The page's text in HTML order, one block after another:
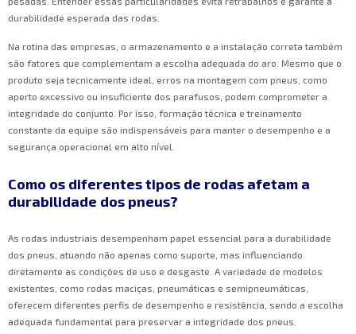
durabilidade esperada das rodas.
Na rotina das empresas, o armazenamento e a instalação correta também
são fatores que complementam a escolha adequada do aro. Mesmo que o
produto seja tecnicamente ideal, erros na montagem com pneus, como
aperto excessivo ou insuficiente dos parafusos, podem comprometer a
integridade do conjunto. Por isso, formação técnica e treinamento
constante da equipe são indispensáveis para manter o desempenho e a
segurança operacional em alto nível.
Como os diferentes tipos de rodas afetam a
durabilidade dos pneus?
As rodas industriais desempenham papel essencial para a durabilidade
dos pneus, atuando não apenas como suporte, mas influenciando
diretamente as condições de uso e desgaste. A variedade de modelos
existentes, como rodas maciças, pneumáticas e semipneumáticas,
oferecem diferentes perfis de desempenho e resistência, sendo a escolha
adequada fundamental para preservar a integridade dos pneus.